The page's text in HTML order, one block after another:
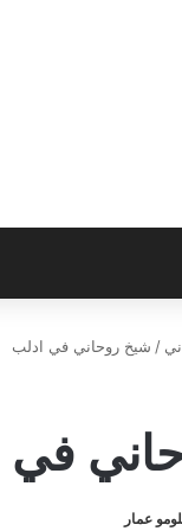
/ شيخ روحاني في ادلب
في
عمار